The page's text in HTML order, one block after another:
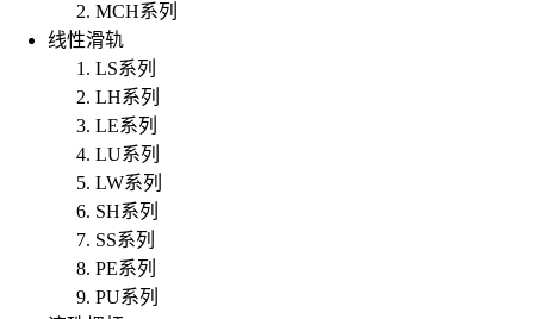
MCH系列
线性滑轨
LS系列
LH系列
LE系列
LU系列
LW系列
SH系列
SS系列
PE系列
PU系列